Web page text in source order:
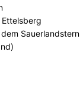
Sauerlandstern